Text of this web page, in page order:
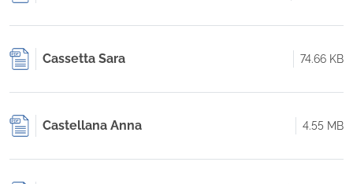
Cassetta Sara 74.66 KB
Castellana Anna 4.55 MB